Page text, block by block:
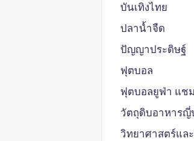
บันเทิงไทย
ปลาน้ำจืด
ปัญญาประดิษฐ์
ฟุตบอล
ฟุตบอลยูฟ่า แช
วัตถุดิบอาหาร
วิทยาศาสตร์แล